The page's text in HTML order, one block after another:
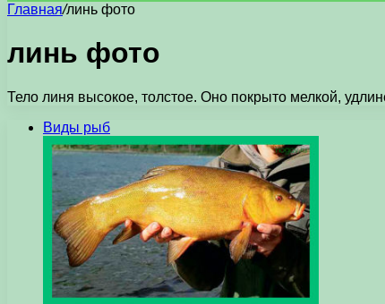
Главная/линь фото
линь фото
Тело линя высокое, толстое. Оно покрыто мелкой,
Виды рыб